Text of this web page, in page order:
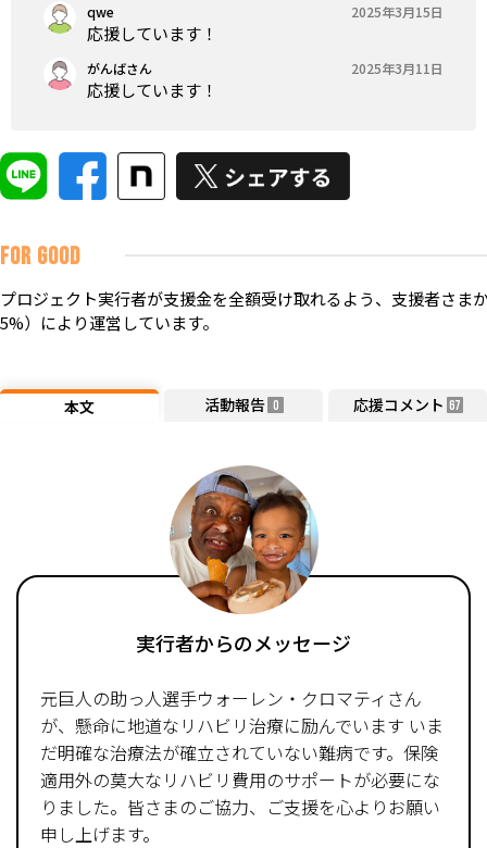
qwe 2025年3月15日
応援しています！
がんばさん 2025年3月11日
応援しています！
FOR GOOD
プロジェクト実行者が支援金を全額受け取れるよう、支援者さま
5%）により運営しています。
本文 活動報告 0 応援コメント 67
実行者からのメッセージ
元巨人の助っ人選手ウォーレン・クロマティさん
が、懸命に地道なリハビリ治療に励んでいます いま
だ明確な治療法が確立されていない難病です。保険
適用外の莫大なリハビリ費用のサポートが必要にな
りました。皆さまのご協力、ご支援を心よりお願い
申し上げます。